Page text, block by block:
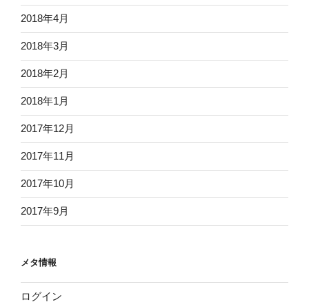
2018年4月
2018年3月
2018年2月
2018年1月
2017年12月
2017年11月
2017年10月
2017年9月
メタ情報
ログイン